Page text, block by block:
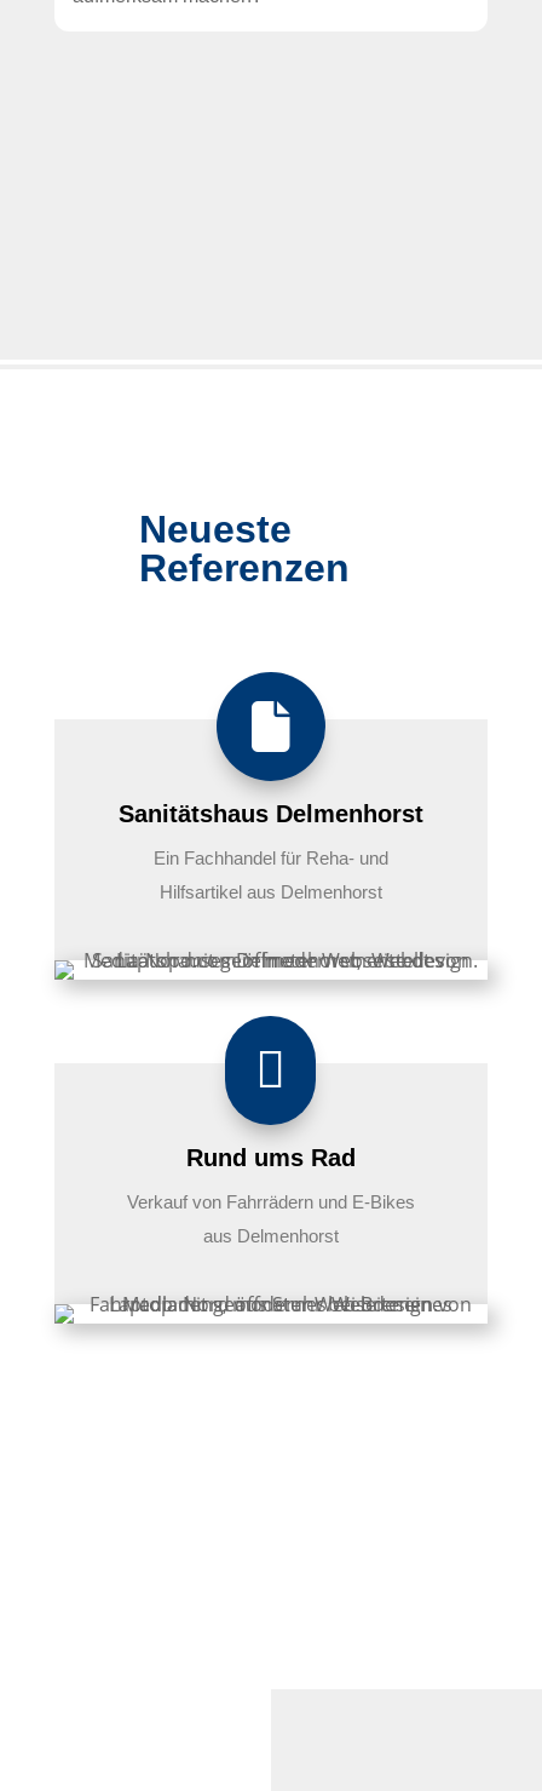
Neueste
Referenzen

Sanitätshaus Delmenhorst
Ein Fachhandel für Reha- und
Hilfsartikel aus Delmenhorst

Rund ums Rad
Verkauf von Fahrrädern und E-Bikes
aus Delmenhorst